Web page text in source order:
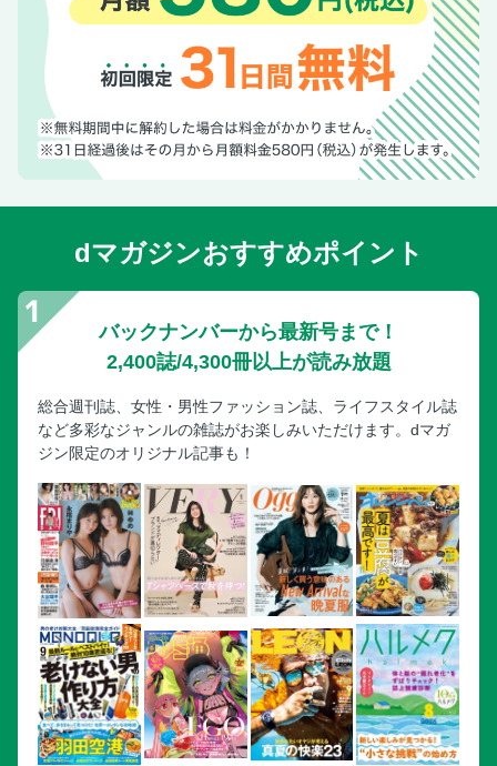
dマガジンおすすめポイント
バックナンバーから最新号まで！
2,400誌/4,300冊以上が読み放題
総合週刊誌、女性・男性ファッション誌、ライフスタイル誌
など多彩なジャンルの雑誌がお楽しみいただけます。dマガ
ジン限定のオリジナル記事も！